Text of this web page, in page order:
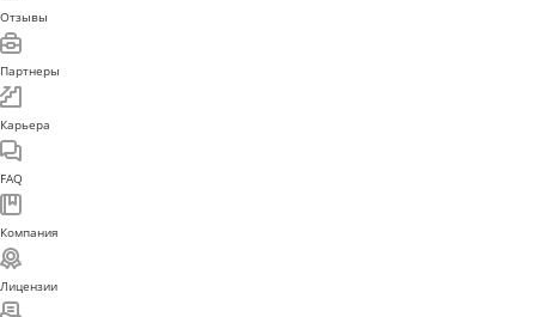
Отзывы
Партнеры
Карьера
FAQ
Компания
Лицензии